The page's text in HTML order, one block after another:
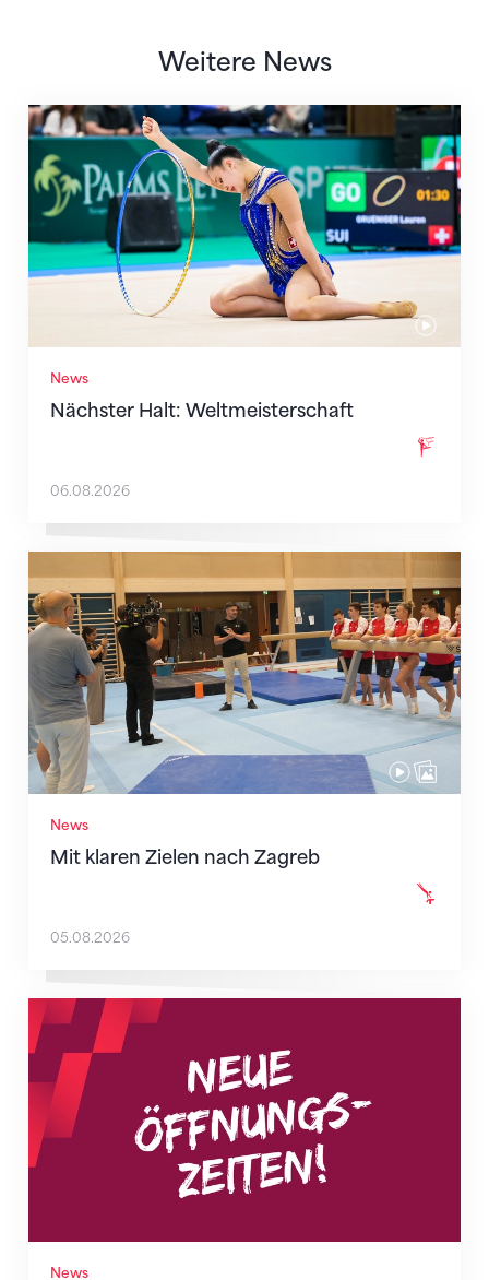
Weitere News
News
Nächster Halt: Weltmeisterschaft
Nächster Halt: Weltmeisterschaft
06.08.2026
News
Mit klaren Zielen nach Zagreb
Mit klaren Zielen nach Zagreb
05.08.2026
News
Neue Empfangszeiten ab 1. August 2026